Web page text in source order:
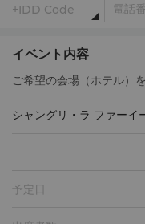
イベント内容
ご希望の会場（ホテル）
予定日